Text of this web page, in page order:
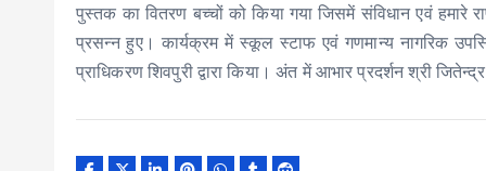
पुस्तक का वितरण बच्चों को किया गया जिसमें संविधान एवं हमारे
प्रसन्न हुए। कार्यक्रम में स्कूल स्टाफ एवं गणमान्य नागरिक
प्राधिकरण शिवपुरी द्वारा किया। अंत में आभार प्रदर्शन श्री